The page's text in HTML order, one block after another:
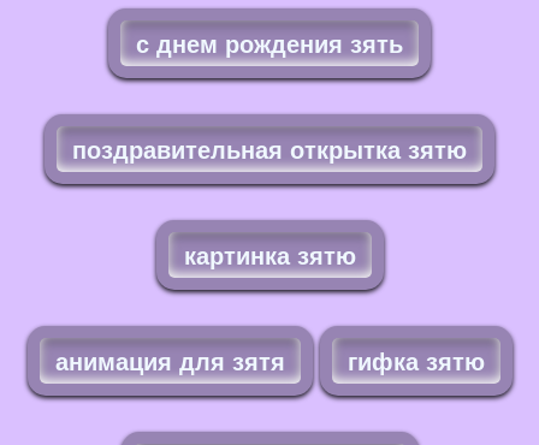
с днем рождения зять
поздравительная открытка зятю
картинка зятю
анимация для зятя гифка зятю